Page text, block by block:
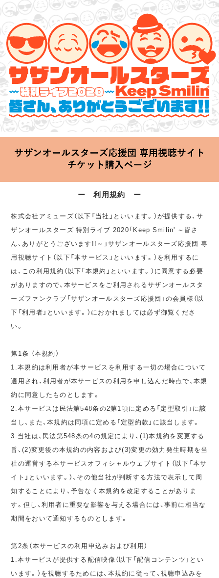
サザンオールスターズ 特別ライブ 2020
2020.06.25 Thu 20:00 Start at 横浜アリーナ
ー 利用規約 ー
株式会社アミューズ（以下「当社」といいます。）が提供する、サ
ザンオールスターズ 特別ライブ 2020「Keep Smilin' ～皆さ
ん、ありがとうございます!!～」サザンオールスターズ応援団 専
用視聴サイト（以下「本サービス」といいます。）を利用するに
は、この利用規約（以下「本規約」といいます。）に同意する必要
がありますので、本サービスをご利用されるサザンオールスタ
ーズファンクラブ「サザンオールスターズ応援団」の会員様（以
下「利用者」といいます。）におかれましては必ず御覧くださ
い。
第1条 （本規約）
1.本規約は利用者が本サービスを利用する一切の場合について
適用され、利用者が本サービスの利用を申し込んだ時点で、本規
約に同意したものとします。
2.本サービスは民法第548条の2第1項に定める「定型取引」に該
当し、また、本規約は同項に定める「定型約款」に該当します。
3.当社は、民法第548条の4の規定により、(1)本規約を変更する
旨、(2)変更後の本規約の内容および(3)変更の効力発生時期を当
社の運営する本サービスオフィシャルウェブサイト（以下「本サ
イト」といいます。）、その他当社が判断する方法で表示して周
知することにより、予告なく本規約を改定することがありま
す。但し、利用者に重要な影響を与える場合には、事前に相当な
期間をおいて通知するものとします。
第2条（本サービスの利用申込みおよび利用）
1.本サービスが提供する配信映像（以下「配信コンテンツ」とい
います。）を視聴するためには、本規約に従って、視聴申込みを